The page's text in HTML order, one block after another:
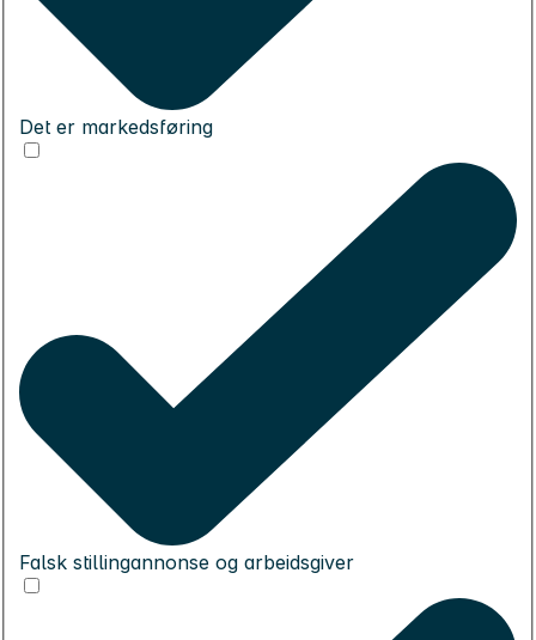
Det er markedsføring
Falsk stillingannonse og arbeidsgiver